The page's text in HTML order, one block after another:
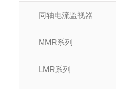
同轴电流监视器
MMR系列
LMR系列